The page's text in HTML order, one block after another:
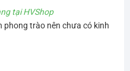
tại HVShop
phong trào nên chưa có kinh